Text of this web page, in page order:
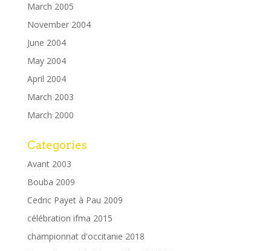
March 2005
November 2004
June 2004
May 2004
April 2004
March 2003
March 2000
Categories
Avant 2003
Bouba 2009
Cedric Payet à Pau 2009
célébration ifma 2015
championnat d'occitanie 2018